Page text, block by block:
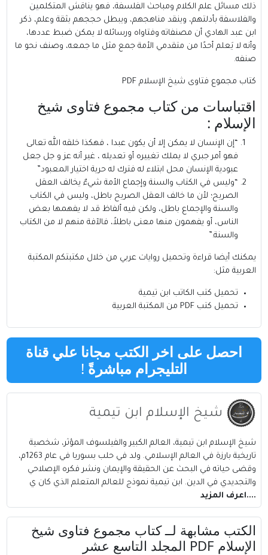
ذلك مسائل علم الكلام ومباحث الفلسفة، فهو يناقش المتكلمين
والفلاسفة بأدلتهم، وينقد مناهجهم، ويبطل حججهم بثقة وعلم، ذكر
ابن عبد الهادي أن مصنفاته وفتاواه ورسائله لا يمكن ضبط عددها،
وأنه لا يَعلم أحدًا من متقدمي الأمة جمع مثل ما جمعه، وصنف نحو ما
صنفه.
كتاب مجموع فتاوى شيخ الإسلام PDF
اقتباسات من كتاب مجموع فتاوى شيخ
الإسلام :
“إن الإنسان لا يمكن إلا أن يكون عبدا ، فهكذا خلقه الله تعالى
فهو أمر جبري لا يملك تغييره أو تعديله ، غير أنه عز و جل جعل
عبودية الإنسان محل ابتلاء له فترك له حرية اختيار المعبود”
“وليس في الكتاب والسنة وإجماع الأمة شيءٌ يخالف العقل
الصريح؛ لأن ما خالف العقل الصريح باطل، وليس في الكتاب
والسنة والإجماع باطل، ولكن فيه ألفاظ قد لا يفهمها بعض
الناس، أو يفهمون منها معنى باطلاً، فالآفة منهم لا من الكتاب
والسنة.”
يمكنك أيضا قراءة وتحميل روايات عربي من خلال مكتبتكم المكتبة
العربيةمثل:
تحميل كتب الكاتب ابن تيمية
تحميل كتب PDF من المكتبة العربية
احصل على اخر الكتب مجانا علي قناة
التليجرام مباشرةً !
شيخ الإسلام ابن تيمية
شيخ الإسلام ابن تيمية، العالم الكبير والفيلسوف المؤثر، شخصية
تاريخية بارزة في العالم الإسلامي. ولد في حلب بسوريا في عام 1263م،
وقضى حياته في البحث عن الحقيقة والإيمان ونشر فكره الإصلاحي
والتجديدي في الدين. ابن تيمية نموذج للعالم المتعلم الذي كان ي
....اعرف المزيد
الكتب مشابهة لــ كتاب مجموع فتاوى شيخ
الإسلام PDF المجلد التاسع عشر